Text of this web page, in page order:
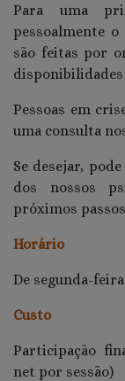
Para uma
pessoalmente
são feitas por
Pessoas em
uma consulta
Se desejar,
dos nossos
próximos
Horário
De segunda-
Custo
Participação
net por sessão)